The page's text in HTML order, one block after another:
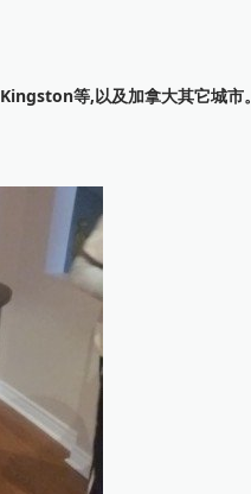
等,以及加拿大其它城市。